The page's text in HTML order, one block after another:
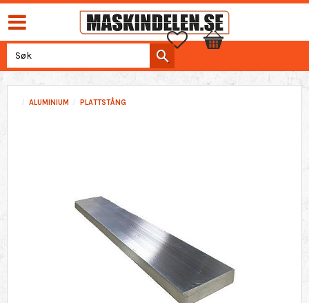
Favoritter
Handlekurv
ALUMINIUM PLATTSTÅNG